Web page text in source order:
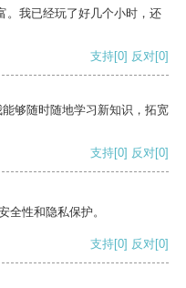
。我已经玩了好几个小时，还
支持[0] 反对[0]
够随时随地学习新知识，拓宽
支持[0] 反对[0]
全性和隐私保护。
支持[0] 反对[0]